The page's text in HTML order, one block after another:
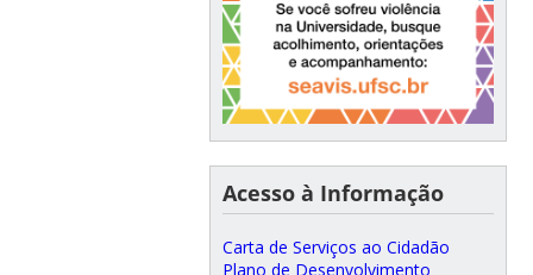
Acesso à Informação
Carta de Serviços ao Cidadão
Plano de Desenvolvimento